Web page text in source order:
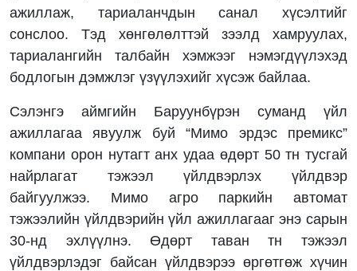
ажиллаж, тариаланчдын санал хүсэлтийг
сонслоо. Тэд хөнгөлөлттэй зээлд хамруулах,
тариалангийн талбайн хэмжээг нэмэгдүүлэхэд
бодлогын дэмжлэг үзүүлэхийг хүсэж байлаа.
Сэлэнгэ аймгийн Баруунбүрэн суманд үйл
ажиллагаа явуулж буй “Мимо эрдэс премикс”
компани орон нутагт анх удаа өдөрт 50 тн тусгай
найрлагат тэжээл үйлдвэрлэх үйлдвэр
байгуулжээ. Мимо агро паркийн автомат
тэжээлийн үйлдвэрийн үйл ажиллагааг энэ сарын
30-нд эхлүүлнэ. Өдөрт таван тн тэжээл
үйлдвэрлэдэг байсан үйлдвэрээ өргөтгөж хүчин